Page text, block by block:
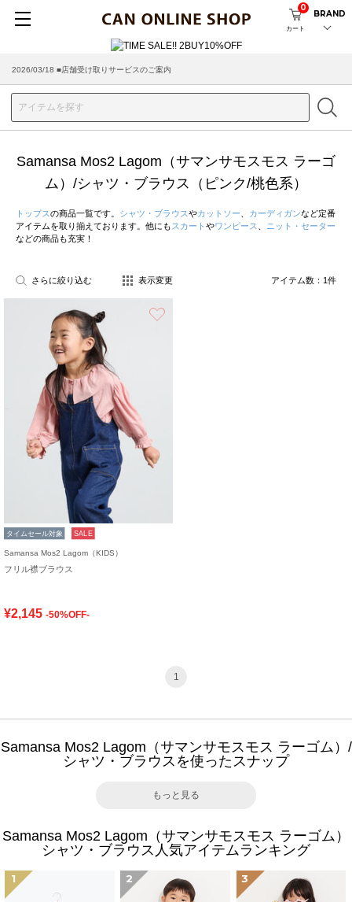
カート
0
BRAND
2026/03/18 ■店舗受け取りサービスのご案内
Samansa Mos2 Lagom（サマンサモスモス ラーゴ
ム）/シャツ・ブラウス（ピンク/桃色系）
トップスの商品一覧です。 シャツ・ブラウスやカットソー カーディガンなど定番
アイテムを取り揃えております。他にも スカート やワンピース
ニット・セーター
などの商品も充実！
さらに絞り込む 表示変更 アイテム数： 1件
タイムセール対象 SALE
Samansa Mos2 Lagom（KIDS）
フリル襟ブラウス
¥2,145 -50%OFF-
1
Samansa Mos2 Lagom（サマンサモスモス ラーゴム）/
シャツ・ブラウスを使ったスナップ
もっと見る
Samansa Mos2 Lagom（サマンサモスモス ラーゴム）
シャツ・ブラウス人気アイテムランキング
1 2 3